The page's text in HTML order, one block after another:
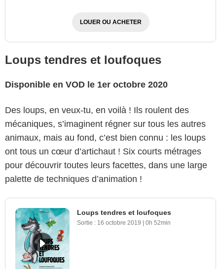
LOUER OU ACHETER
Loups tendres et loufoques
Disponible en VOD le 1er octobre 2020
Des loups, en veux-tu, en voilà ! Ils roulent des
mécaniques, s’imaginent régner sur tous les autres
animaux, mais au fond, c’est bien connu : les loups
ont tous un cœur d’artichaut ! Six courts métrages
pour découvrir toutes leurs facettes, dans une large
palette de techniques d’animation !
Loups tendres et loufoques
Sortie : 16 octobre 2019 0h 52min